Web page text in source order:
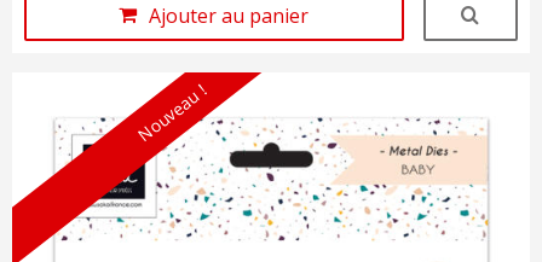
Ajouter au panier
Nouveau !